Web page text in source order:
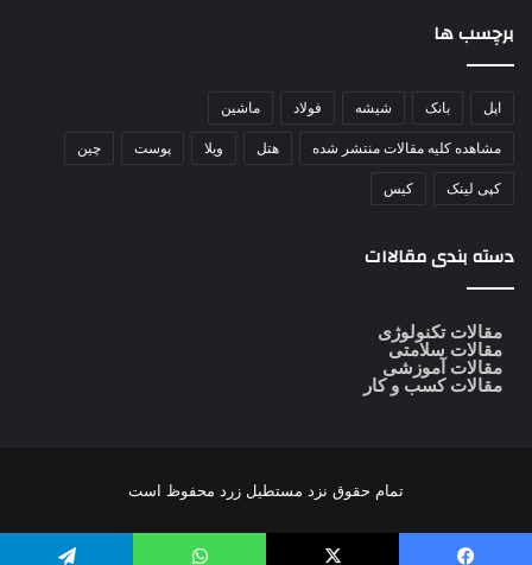
برچسب ها
اپل بانک شیشه فولاد ماشین
مشاهده کلیه مقالات منتشر شده هتل ویلا پوست چین
کپی لینک کیس
دسته بندی مقالاات
مقالات تکنولوژی
مقالات سلامتی
مقالات آموزشی
مقالات کسب و کار
تمام حقوق نزد مستطیل زرد محفوظ است